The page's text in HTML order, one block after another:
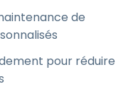
de
pour réduire